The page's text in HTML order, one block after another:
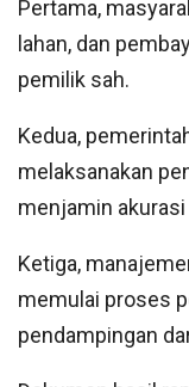
Pertama,
lahan, dan
pemilik sah.
Kedua,
melaksanakan
menjamin akurasi
Ketiga,
memulai proses
pendampingan